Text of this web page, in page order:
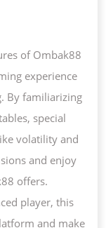
of Ombak88
experience
By familiarizing
special
volatility and
and enjoy
offers.
player, this
and make